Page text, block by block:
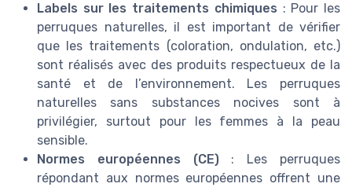
Labels sur les traitements chimiques : Pour les
perruques naturelles, il est important de vérifier
que les traitements (coloration, ondulation, etc.)
sont réalisés avec des produits respectueux de la
santé et de l’environnement. Les perruques
naturelles sans substances nocives sont à
privilégier, surtout pour les femmes à la peau
sensible.
Normes européennes (CE): Les perruques
répondant aux normes européennes offrent une